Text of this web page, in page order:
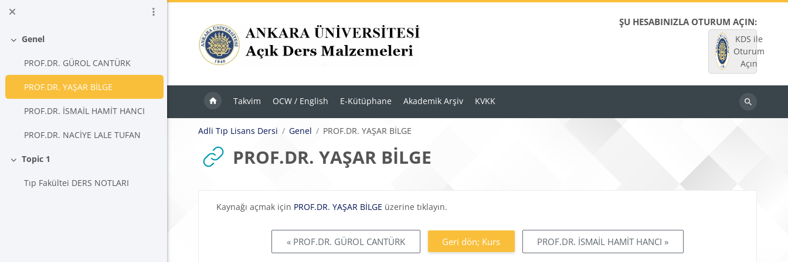
Ana içeriğe git
Daralt
Genel
PROF.DR. GÜROL CANTÜRK
PROF.DR. YAŞAR BİLGE
PROF.DR. İSMAİL HAMİT HANCI
PROF.DR. NACİYE LALE TUFAN
Daralt
Topic 1
Tıp Fakültei DERS NOTLARI
ŞU HESABINIZLA OTURUM AÇIN:
KDS ile
Oturum
Açın
Takvim OCW / English E-Kütüphane Akademik Arşiv KVKK
Dersleri
Adli Tıp Lisans Dersi Genel PROF.DR. YAŞAR BİLGE
PROF.DR. YAŞAR BİLGE
Tamamlama Gereklilikleri
Kaynağı açmak için PROF.DR. YAŞAR BİLGE üzerine tıklayın.
« PROF.DR. GÜROL CANTÜRK Geri dön; Kurs PROF.DR. İSMAİL HAMİT HANCI »